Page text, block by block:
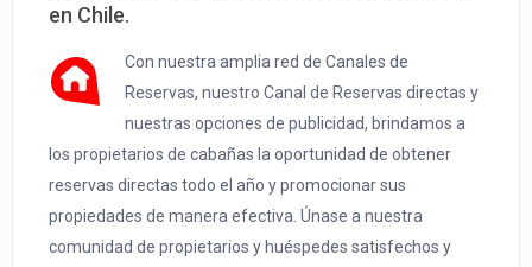
en Chile.
Con nuestra amplia red de Canales de
Reservas, nuestro Canal de Reservas directas y
nuestras opciones de publicidad, brindamos a
los propietarios de cabañas la oportunidad de obtener
reservas directas todo el año y promocionar sus
propiedades de manera efectiva. Únase a nuestra
comunidad de propietarios y huéspedes satisfechos y